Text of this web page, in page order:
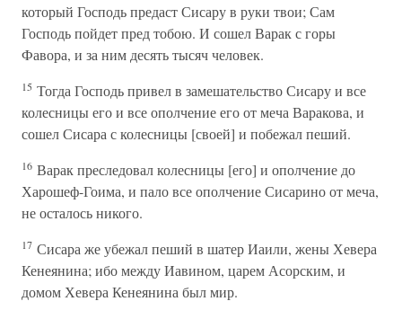
который Господь предаст Сисару в руки твои; Сам
Господь пойдет пред тобою. И сошел Варак с горы
Фавора, и за ним десять тысяч человек.
15 Тогда Господь привел в замешательство Сисару и все
колесницы его и все ополчение его от меча Варакова, и
сошел Сисара с колесницы [своей] и побежал пеший.
16 Варак преследовал колесницы [его] и ополчение до
Харошеф-Гоима, и пало все ополчение Сисарино от меча,
не осталось никого.
17 Сисара же убежал пеший в шатер Иаили, жены Хевера
Кенеянина; ибо между Иавином, царем Асорским, и
домом Хевера Кенеянина был мир.